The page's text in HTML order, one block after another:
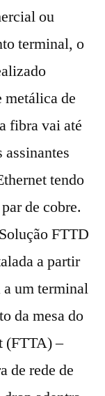
ou
terminal, o
metálica de
fibra vai até
tendo
de cobre.
FTTD
a partir
um terminal
da mesa do
(FTTA) –
de rede de